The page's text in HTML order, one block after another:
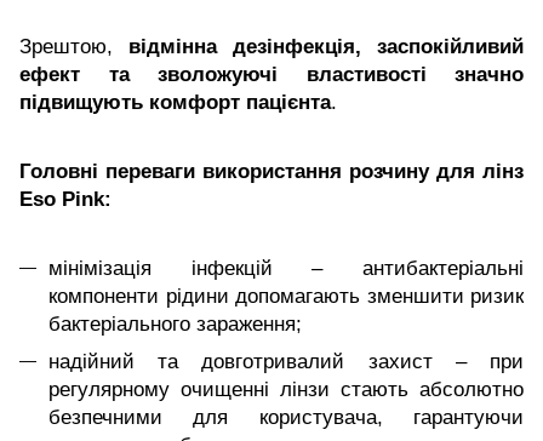
Зрештою, відмінна дезінфекція, заспокійливий
ефект та зволожуючі властивості значно
підвищують комфорт пацієнта.
Головні переваги використання розчину для лінз
Eso Pink:
мінімізація інфекцій – антибактеріальні
компоненти рідини допомагають зменшити ризик
бактеріального зараження;
надійний та довготривалий захист – при
регулярному очищенні лінзи стають абсолютно
безпечними для користувача, гарантуючи